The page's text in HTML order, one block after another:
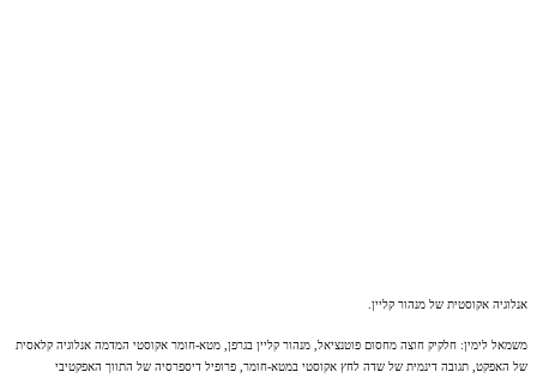
אנלוגיה אקוסטית של מנהור קליין.
משמאל לימין: חלקיק חוצה מחסום פוטנציאל, מנהור קליין בגרפן, מטא-חומר אקוסטי המדמה אנלוגיה קלאסית
של האפקט, תגובה דינמית של שדה לחץ אקוסטי במטא-חומר, פרופיל דיספרסיה של התווך האפקטיבי